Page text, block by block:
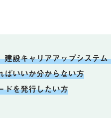
設キャリアアップシステ
ばいいか分からない方
ドを発行したい方